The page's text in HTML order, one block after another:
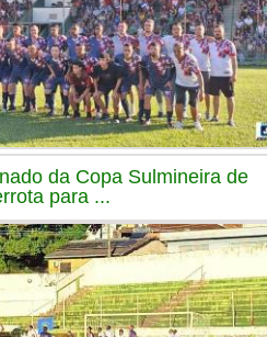
da Copa Sulmineira de
para ...